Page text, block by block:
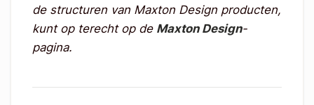
de structuren van Maxton Design producten,
kunt op terecht op de Maxton Design-
pagina.